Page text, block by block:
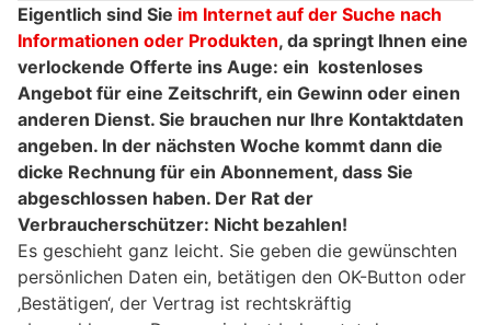
Eigentlich sind Sie im Internet auf der Suche nach
Informationen oder Produkten, da springt Ihnen eine
verlockende Offerte ins Auge: ein kostenloses
Angebot für eine Zeitschrift, ein Gewinn oder einen
anderen Dienst. Sie brauchen nur Ihre Kontaktdaten
angeben. In der nächsten Woche kommt dann die
dicke Rechnung für ein Abonnement, dass Sie
abgeschlossen haben. Der Rat der
Verbraucherschützer: Nicht bezahlen!
Es geschieht ganz leicht. Sie geben die gewünschten
persönlichen Daten ein, betätigen den OK-Button oder
‚Bestätigen‘, der Vertrag ist rechtskräftig